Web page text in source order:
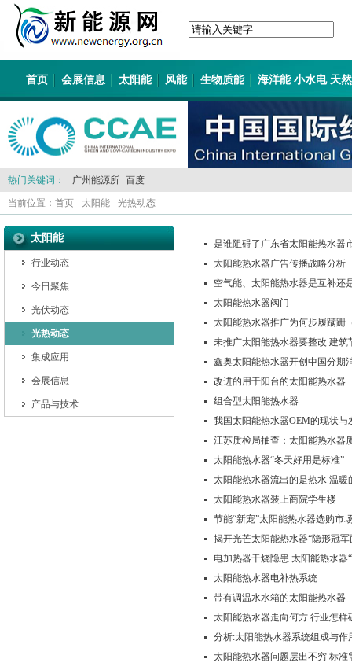
首页 会展信息 太阳能 风能 生物质能 海洋能 小水电 天
热门关键词： 广州能源所 百度
当前位置： 首页 - 太阳能 - 光热动态
太阳能
行业动态
今日聚焦
光伏动态
光热动态
集成应用
会展信息
产品与技术
是谁阻碍了广东省太阳能热水器
太阳能热水器广告传播战略分析
空气能、太阳能热水器是互补还
太阳能热水器阀门
太阳能热水器推广为何步履蹒跚
未推广太阳能热水器要整改 建筑
鑫奥太阳能热水器开创中国分期
改进的用于阳台的太阳能热水器
组合型太阳能热水器
我国太阳能热水器OEM的现状与
江苏质检局抽查：太阳能热水器
太阳能热水器“冬天好用是标准”
太阳能热水器流出的是热水 温暖
太阳能热水器装上商院学生楼
节能“新宠”太阳能热水器选购市
揭开光芒太阳能热水器“隐形冠军
电加热器干烧隐患 太阳能热水器
太阳能热水器电补热系统
带有调温水水箱的太阳能热水器
太阳能热水器走向何方 行业怎样
分析:太阳能热水器系统组成与作
太阳能热水器问题层出不穷 标准